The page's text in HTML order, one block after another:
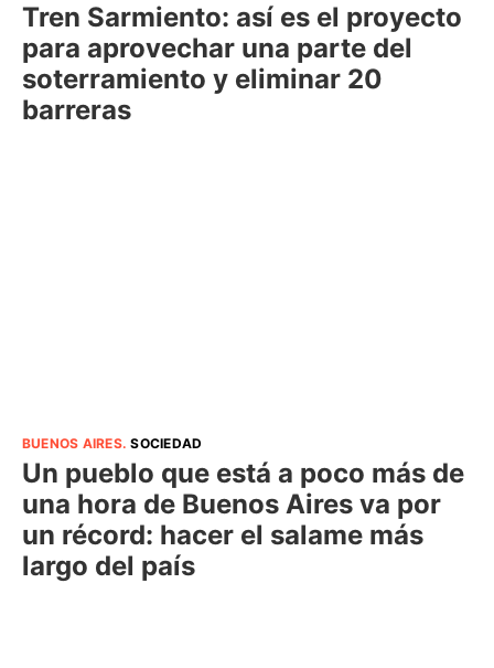
Tren Sarmiento: así es el proyecto
para aprovechar una parte del
soterramiento y eliminar 20
barreras
BUENOS AIRES.SOCIEDAD
Un pueblo que está a poco más de
una hora de Buenos Aires va por
un récord: hacer el salame más
largo del país